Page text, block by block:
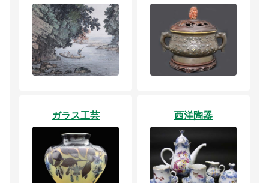
ガラス工芸 西洋陶器